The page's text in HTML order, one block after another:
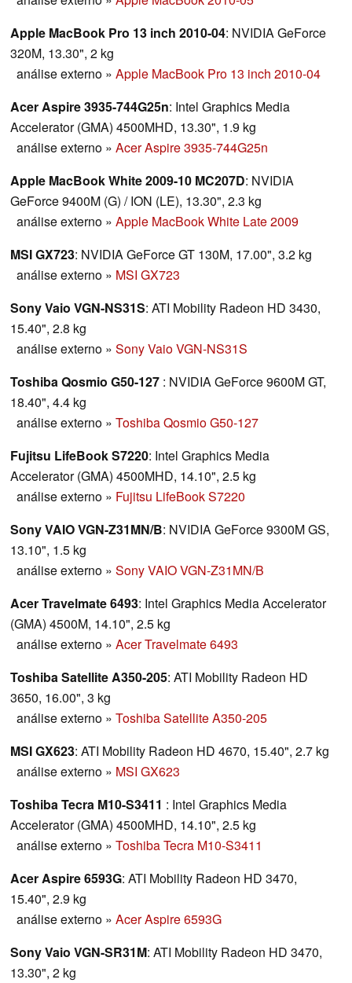
Apple MacBook Pro 13 inch 2010-04: NVIDIA GeForce
320M, 13.30", 2 kg
análise externo » Apple MacBook Pro 13 inch 2010-04
Acer Aspire 3935-744G25n: Intel Graphics Media
Accelerator (GMA) 4500MHD, 13.30", 1.9 kg
análise externo » Acer Aspire 3935-744G25n
Apple MacBook White 2009-10 MC207D: NVIDIA
GeForce 9400M (G) / ION (LE), 13.30", 2.3 kg
análise externo » Apple MacBook White Late 2009
MSI GX723: NVIDIA GeForce GT 130M, 17.00", 3.2 kg
análise externo » MSI GX723
Sony Vaio VGN-NS31S: ATI Mobility Radeon HD 3430,
15.40", 2.8 kg
análise externo » Sony Vaio VGN-NS31S
Toshiba Qosmio G50-127 : NVIDIA GeForce 9600M GT,
18.40", 4.4 kg
análise externo » Toshiba Qosmio G50-127
Fujitsu LifeBook S7220: Intel Graphics Media
Accelerator (GMA) 4500MHD, 14.10", 2.5 kg
análise externo » Fujitsu LifeBook S7220
Sony VAIO VGN-Z31MN/B: NVIDIA GeForce 9300M GS,
13.10", 1.5 kg
análise externo » Sony VAIO VGN-Z31MN/B
Acer Travelmate 6493: Intel Graphics Media Accelerator
(GMA) 4500M, 14.10", 2.5 kg
análise externo » Acer Travelmate 6493
Toshiba Satellite A350-205: ATI Mobility Radeon HD
3650, 16.00", 3 kg
análise externo » Toshiba Satellite A350-205
MSI GX623: ATI Mobility Radeon HD 4670, 15.40", 2.7 kg
análise externo » MSI GX623
Toshiba Tecra M10-S3411 : Intel Graphics Media
Accelerator (GMA) 4500MHD, 14.10", 2.5 kg
análise externo » Toshiba Tecra M10-S3411
Acer Aspire 6593G: ATI Mobility Radeon HD 3470,
15.40", 2.9 kg
análise externo » Acer Aspire 6593G
Sony Vaio VGN-SR31M: ATI Mobility Radeon HD 3470,
13.30", 2 kg